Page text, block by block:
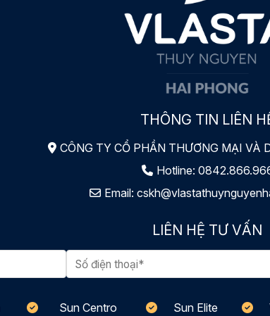
THÔNG TIN LIÊN
CÔNG TY CỔ PHẦN THƯƠNG MẠI VÀ
Hotline:
Email:
LIÊN HỆ TƯ VẤN
Sun Centro
Sun Elite